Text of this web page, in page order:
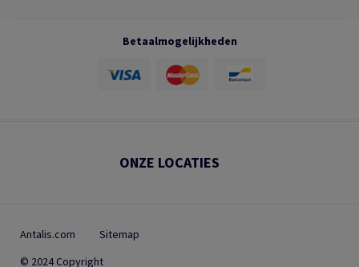
Betaalmogelijkheden
ONZE LOCATIES
Antalis.com
Sitemap
© 2024 Copyright